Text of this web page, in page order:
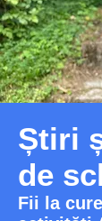
Știri
de
Fii la